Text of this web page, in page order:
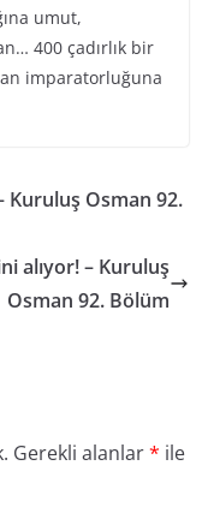
umut,
400 çadırlık bir
imparatorluğuna
Kuruluş Osman 92.
alıyor! – Kuruluş
Osman 92. Bölüm
Gerekli alanlar* ile